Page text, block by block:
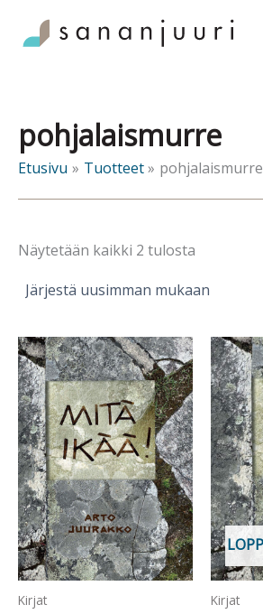
sisältöön
pohjalaismurre
Etusivu Tuotteet pohjalaismurre
Näytetään kaikki 2 tulosta
Kirjat Kirjat